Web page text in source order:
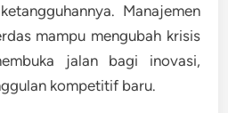
Manajemen
mampu mengubah krisis
jalan bagi inovasi,
kompetitif baru.